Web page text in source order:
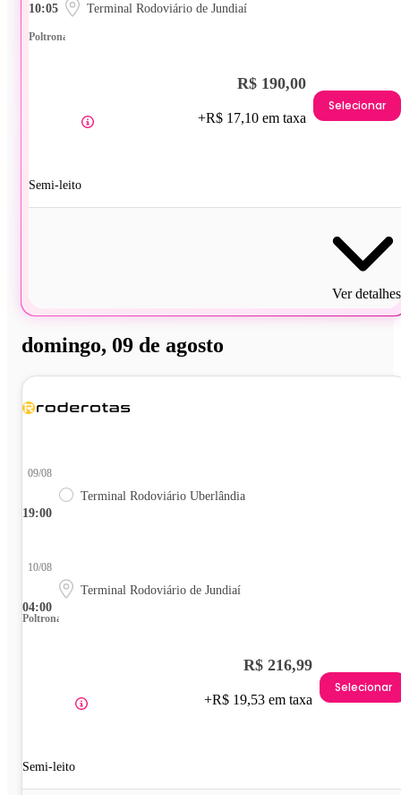
10:05 Terminal Rodoviário de Jundiaí
Poltrona
Semi-leito
R$ 190,00
+R$ 17,10 em taxa
Selecionar
Ver detalhes
domingo, 09 de agosto
19:00
09/08
Terminal Rodoviário Uberlândia
04:00
10/08
Terminal Rodoviário de Jundiaí
Poltrona
Semi-leito
R$ 216,99
+R$ 19,53 em taxa
Selecionar